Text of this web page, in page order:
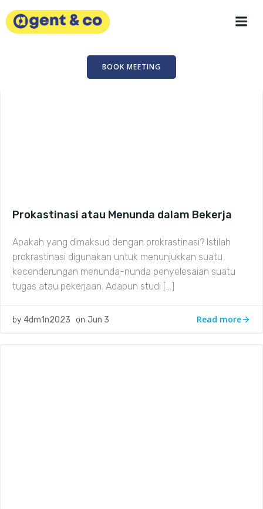
BOOK MEETING
Prokastinasi atau Menunda dalam Bekerja
Apakah yang dimaksud dengan prokrastinasi? Istilah
prokrastinasi digunakan untuk menunjukkan suatu
kecenderungan menunda-nunda penyelesaian suatu
tugas atau pekerjaan. Adapun studi […]
by 4dm1n2023 on Jun 3 Read more